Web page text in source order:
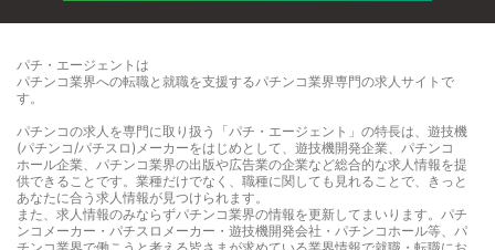
]
]
パチ・エージェントは
パチンコ業界への転職と就職を支援するパチンコ業界専門の求人サイト で
す。
パチンコの求人を専門に取り扱う「パチ・エージェント」の特長は、遊技機
(パチンコ/パチスロ)メーカーをはじめとして、遊技機開発企業、パチンコ
ホール企業、パチンコ業界の出版や広告業の企業など総合的な求人情報を提
供できることです。業種だけでなく、職種に関しても見れることで、きっと
あなたに合う求人情報が見つけられます。
また、求人情報のみならずパチンコ業界の情報を更新してまいります。パチ
ンコメーカー・パチスロメーカー・遊技機開発会社・パチンコホール等、パ